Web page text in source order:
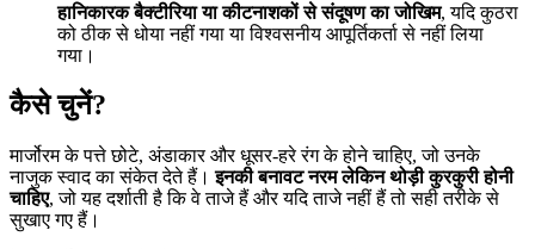
हानिकारक बैक्टीरिया या कीटनाशकों से संदूषण का जोखिम, यदि कुठरा
को ठीक से धोया नहीं गया या विश्वसनीय आपूर्तिकर्ता से नहीं लिया
गया।
कैसे चुनें?
मार्जोरम के पत्ते छोटे, अंडाकार और धूसर-हरे रंग के होने चाहिए, जो उनके
नाजुक स्वाद का संकेत देते हैं।इनकी बनावट नरम लेकिन थोड़ी कुरकुरी होनी
चाहिए, जो यह दर्शाती है कि वे ताजे हैं और यदि ताजे नहीं हैं तो सही तरीके से
सुखाए गए हैं।